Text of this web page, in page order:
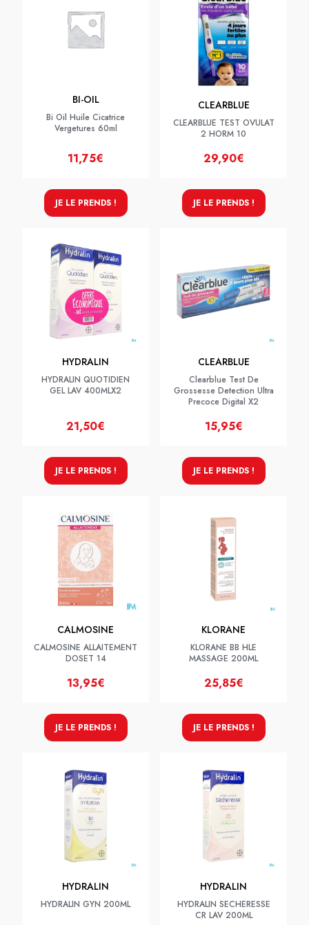
BI-OIL
Bi Oil Huile Cicatrice
Vergetures 60ml
11,75€
JE LE PRENDS !
CLEARBLUE
CLEARBLUE TEST OVULAT
2 HORM 10
29,90€
JE LE PRENDS !
HYDRALIN
HYDRALIN QUOTIDIEN
GEL LAV 400MLX2
21,50€
JE LE PRENDS !
CLEARBLUE
Clearblue Test De
Grossesse Detection Ultra
Precoce Digital X2
15,95€
JE LE PRENDS !
CALMOSINE
CALMOSINE ALLAITEMENT
DOSET 14
13,95€
JE LE PRENDS !
KLORANE
KLORANE BB HLE
MASSAGE 200ML
25,85€
JE LE PRENDS !
HYDRALIN
HYDRALIN GYN 200ML
HYDRALIN
HYDRALIN SECHERESSE
CR LAV 200ML